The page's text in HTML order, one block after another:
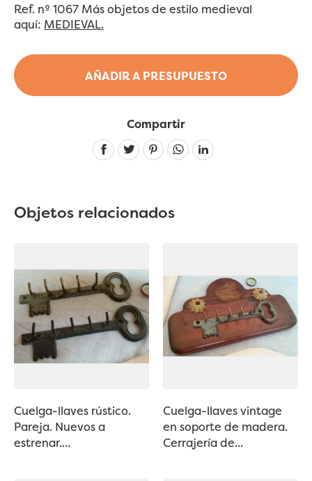
AÑADIR A PRESUPUESTO
Ref. nº 1067 Más objetos de estilo medieval
aquí: MEDIEVAL.
Compartir
Linkedin
Objetos relacionados
Cuelga-llaves rústico.
Pareja. Nuevos a
estrenar....
Cuelga-llaves vintage
en soporte de madera.
Cerrajería de...